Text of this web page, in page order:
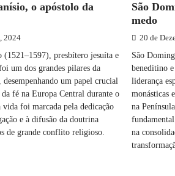
o apóstolo da
2024
(1521–1597), presbítero jesuíta e
um dos grandes pilares da
um papel crucial
fé na Europa Central durante o
foi marcada pela dedicação
e à difusão da doutrina
de grande conflito religioso.
São
medo
20 de
São
beneditino
liderança
monásticas
na
na